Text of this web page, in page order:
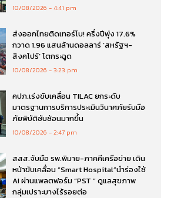
10/08/2026 4:41 pm
ส่งออกไทยติดเทอร์โบ! ครึ่งปีพุ่ง 17.6%
กวาด 1.96 แสนล้านดอลลาร์ ‘สหรัฐฯ-
สิงคโปร์’ โตกระฉูด
10/08/2026 3:23 pm
คปภ.เร่งขับเคลื่อน TILAC ยกระดับ
มาตรฐานการบริการประเมินวินาศภัยรับมือ
ภัยพิบัติซับซ้อนมากขึ้น
10/08/2026 2:47 pm
สสส.จับมือ รพ.พิมาย-ภาคคีเครือข่าย เดิน
หน้าขับเคลื่อน “Smart Hospital”นำร่องใช้
AI ผ่านแพลตฟอร์ม “PST ” ดูแลสุขภาพ
กลุ่มเปราะบางไร้รอยต่อ